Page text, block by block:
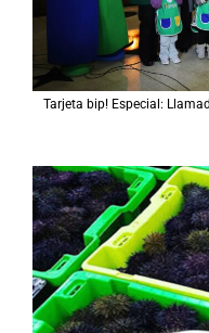
Tarjeta bip! Especial: